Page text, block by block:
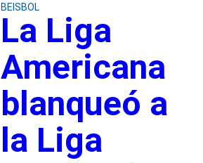
BEISBOL
La Liga
Americana
blanqueó a
la Liga